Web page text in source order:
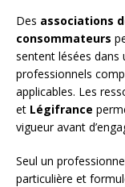
Des associations
consommateurs
sentent lésées dans
professionnels
applicables. Les
et Légifrance
vigueur avant
Seul un
particulière et